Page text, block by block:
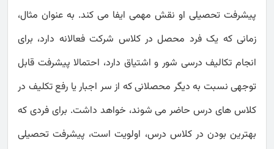
پیشرفت تحصیلی او نقش مهمی ایفا می کند. به عنوان مثال،
زمانی که یک فرد محصل در کلاس شرکت فعالانه دارد، برای
انجام تکالیف درسی شور و اشتیاق دارد، احتمالا پیشرفت قابل
توجهی نسبت به دیگر محصلانی که از سر اجبار یا رفع تکلیف در
کلاس های درس حاضر می شوند، خواهد داشت. برای فردی که
بهترین بودن در کلاس درس، اولویت است، پیشرفت تحصیلی